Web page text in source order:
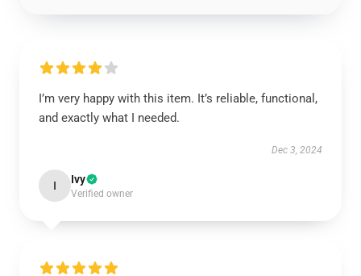
I’m very happy with this item. It’s reliable, functional,
and exactly what I needed.
Dec 3, 2024
I Ivy
Verified owner